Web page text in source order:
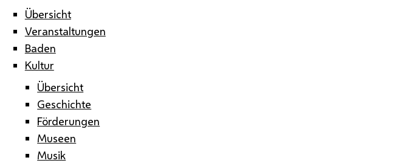
Übersicht
Veranstaltungen
Baden
Kultur
Übersicht
Geschichte
Förderungen
Museen
Musik